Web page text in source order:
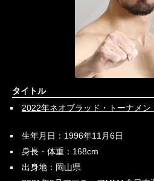
タイトル
2022年ネオブラッド・トーナメ
生年月日：1996年11月6日
身長・体重：168cm
出身地：岡山県